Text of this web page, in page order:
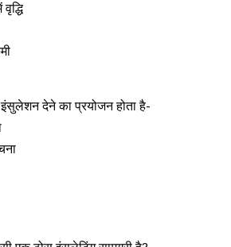
देने का प्रयोजन होता है-